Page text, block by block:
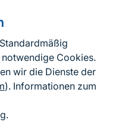
Cookies.
wir die Dienste der
). Informationen zum
.
BfN